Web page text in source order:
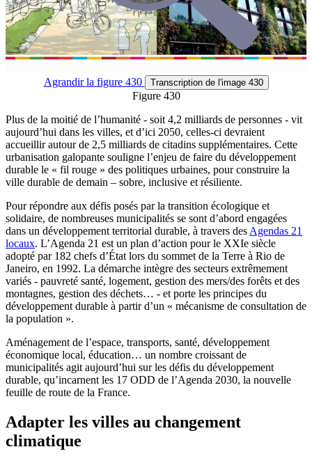
Agrandirla figure 430 Transcription de l'image 430
Figure 430
Plus de la moitié de l’humanité - soit 4,2 milliards de personnes - vit
aujourd’hui dans les villes, et d’ici 2050, celles-ci devraient
accueillir autour de 2,5 milliards de citadins supplémentaires. Cette
urbanisation galopante souligne l’enjeu de faire du développement
durable le « fil rouge » des politiques urbaines, pour construire la
ville durable de demain – sobre, inclusive et résiliente.
Pour répondre aux défis posés par la transition écologique et
solidaire, de nombreuses municipalités se sont d’abord engagées
dans un développement territorial durable, à travers des Agendas 21
locaux. L’Agenda 21 est un plan d’action pour le XXIe siècle
adopté par 182 chefs d’État lors du sommet de la Terre à Rio de
Janeiro, en 1992. La démarche intègre des secteurs extrêmement
variés - pauvreté santé, logement, gestion des mers/des forêts et des
montagnes, gestion des déchets… - et porte les principes du
développement durable à partir d’un « mécanisme de consultation de
la population ».
Aménagement de l’espace, transports, santé, développement
économique local, éducation… un nombre croissant de
municipalités agit aujourd’hui sur les défis du développement
durable, qu’incarnent les 17 ODD de l’Agenda 2030, la nouvelle
feuille de route de la France.
Adapter les villes au changement
climatique